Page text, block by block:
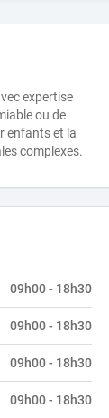
expertise
ou de
enfants et la
complexes.
09h00 - 18h30
09h00 - 18h30
09h00 - 18h30
09h00 - 18h30